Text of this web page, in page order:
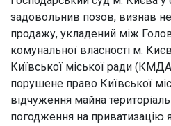
задовольнив позов, визнав
продажу, укладений між
комунальної власності м.
Київської міської ради
порушене право Київської
відчуження майна
погодження на приватизацію